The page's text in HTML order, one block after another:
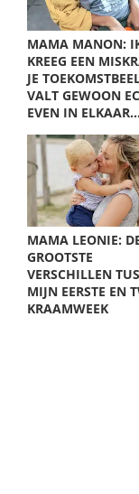
MAMA MANON:
KREEG EEN
JE
VALT GEWOON
EVEN IN ELKAAR…
MAMA LEONIE:
GROOTSTE
VERSCHILLEN
MIJN EERSTE EN
KRAAMWEEK